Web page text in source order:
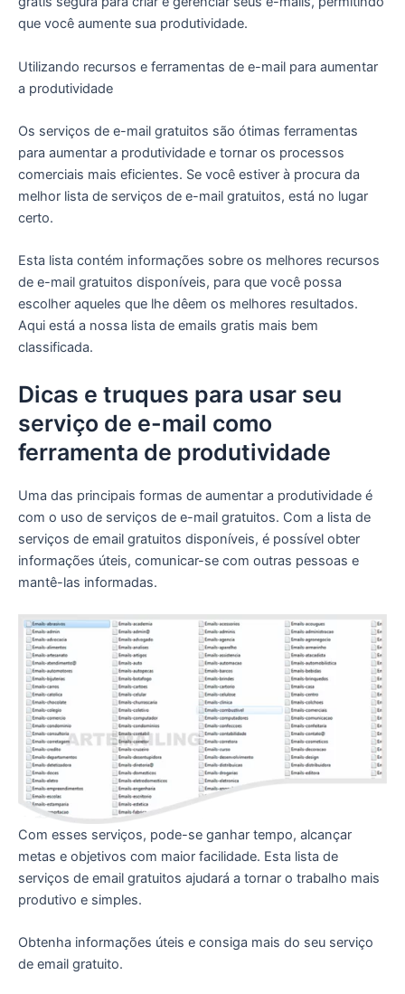
que você aumente sua produtividade.
Utilizando recursos e ferramentas de e-mail para aumentar
a produtividade
Os serviços de e-mail gratuitos são ótimas ferramentas
para aumentar a produtividade e tornar os processos
comerciais mais eficientes. Se você estiver à procura da
melhor lista de serviços de e-mail gratuitos, está no lugar
certo.
Esta lista contém informações sobre os melhores recursos
de e-mail gratuitos disponíveis, para que você possa
escolher aqueles que lhe dêem os melhores resultados.
Aqui está a nossa lista de emails gratis mais bem
classificada.
Dicas e truques para usar seu
serviço de e-mail como
ferramenta de produtividade
Uma das principais formas de aumentar a produtividade é
com o uso de serviços de e-mail gratuitos. Com a lista de
serviços de email gratuitos disponíveis, é possível obter
informações úteis, comunicar-se com outras pessoas e
mantê-las informadas.
Com esses serviços, pode-se ganhar tempo, alcançar
metas e objetivos com maior facilidade. Esta lista de
serviços de email gratuitos ajudará a tornar o trabalho mais
produtivo e simples.
Obtenha informações úteis e consiga mais do seu serviço
de email gratuito.